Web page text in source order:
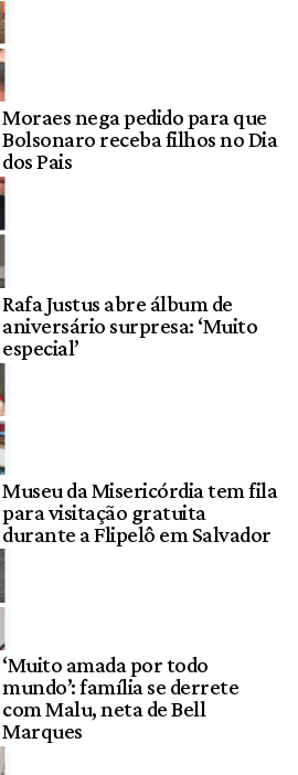
Moraes nega pedido para que
Bolsonaro receba filhos no Dia
dos Pais
Rafa Justus abre álbum de
aniversário surpresa: ‘Muito
especial’
Museu da Misericórdia tem fila
para visitação gratuita
durante a Flipelô em Salvador
‘Muito amada por todo
mundo’: família se derrete
com Malu, neta de Bell
Marques